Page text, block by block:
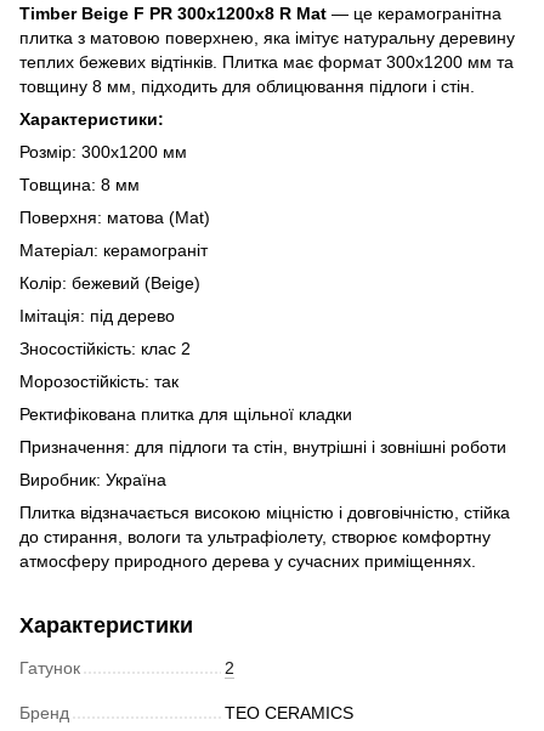
Timber Beige F PR 300x1200x8 R Mat — це керамогранітна
плитка з матовою поверхнею, яка імітує натуральну деревину
теплих бежевих відтінків. Плитка має формат 300x1200 мм та
товщину 8 мм, підходить для облицювання підлоги і стін.
Характеристики:
Розмір: 300x1200 мм
Товщина: 8 мм
Поверхня: матова (Mat)
Матеріал: керамограніт
Колір: бежевий (Beige)
Імітація: під дерево
Зносостійкість: клас 2
Морозостійкість: так
Ректифікована плитка для щільної кладки
Призначення: для підлоги та стін, внутрішні і зовнішні роботи
Виробник: Україна
Плитка відзначається високою міцністю і довговічністю, стійка
до стирання, вологи та ультрафіолету, створює комфортну
атмосферу природного дерева у сучасних приміщеннях.
Характеристики
Гатунок 2
Бренд TEO CERAMICS